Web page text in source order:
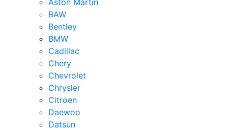
Aston Martin
BAW
Bentley
BMW
Cadillac
Chery
Chevrolet
Chrysler
Citroen
Daewoo
Datsun